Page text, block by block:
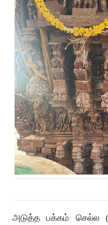
அடுத்த பக்கம் செல்ல